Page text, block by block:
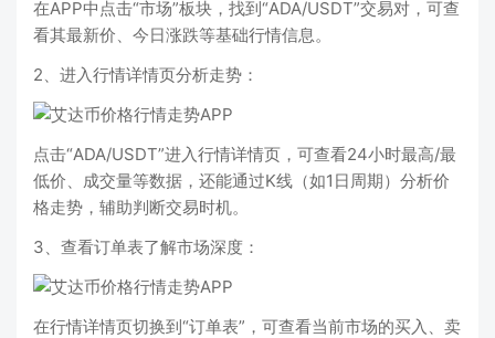
在APP中点击“市场”板块，找到“ADA/USDT”交易对，可查
看其最新价、今日涨跌等基础行情信息。
2、进入行情详情页分析走势：
点击“ADA/USDT”进入行情详情页，可查看24小时最高/最
低价、成交量等数据，还能通过K线（如1日周期）分析价
格走势，辅助判断交易时机。
3、查看订单表了解市场深度：
在行情详情页切换到“订单表”，可查看当前市场的买入、卖